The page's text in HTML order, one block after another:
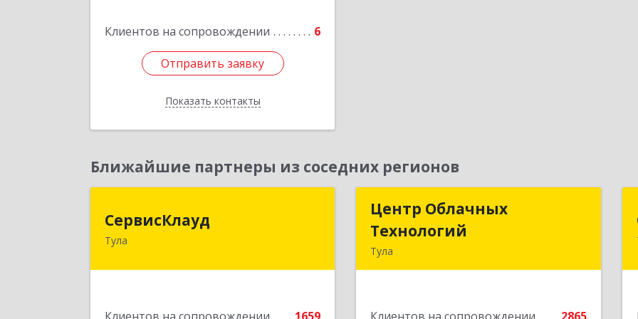
Клиентов на сопровождении 6
Отправить заявку
Показать контакты
Отправить заявку
Назад
Ближайшие партнеры из соседних регионов
СервисКлауд
Тула
300028, Тульская обл, Тула г, Болдина
Центр Облачных
Технологий
Тула
Центр Облачных